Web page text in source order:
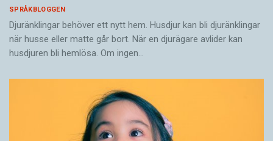
SPRÅKBLOGGEN
Djuränklingar behöver ett nytt hem. Husdjur kan bli djuränklingar
när husse eller matte går bort. När en djurägare avlider kan
husdjuren bli hemlösa. Om ingen…